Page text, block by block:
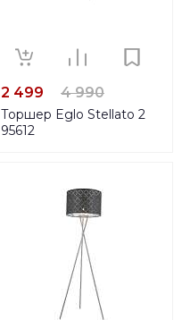
2 499 4 990
Торшер Eglo Stellato 2
95612